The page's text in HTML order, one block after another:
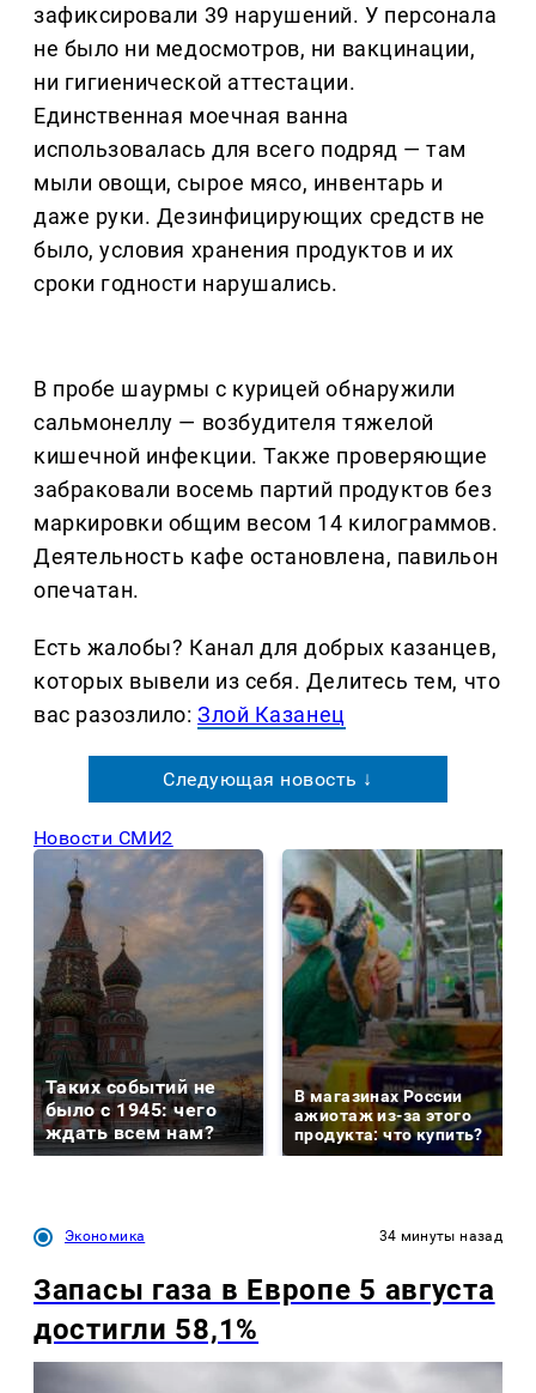
зафиксировали 39 нарушений. У персонала
не было ни медосмотров, ни вакцинации,
ни гигиенической аттестации.
Единственная моечная ванна
использовалась для всего подряд — там
мыли овощи, сырое мясо, инвентарь и
даже руки. Дезинфицирующих средств не
было, условия хранения продуктов и их
сроки годности нарушались.
В пробе шаурмы с курицей обнаружили
сальмонеллу — возбудителя тяжелой
кишечной инфекции. Также проверяющие
забраковали восемь партий продуктов без
маркировки общим весом 14 килограммов.
Деятельность кафе остановлена, павильон
опечатан.
Есть жалобы? Канал для добрых казанцев,
которых вывели из себя. Делитеcь тем, что
вас разозлило:Злой Казанец
Следующая новость ↓
Новости СМИ2
Таких событий не
было с 1945: чего
ждать всем нам?
В магазинах России
ажиотаж из-за этого
продукта: что купить?
Экономика 34 минуты назад
Запасы газа в Европе 5 августа
достигли 58,1%